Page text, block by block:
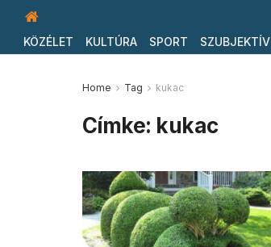
KÖZÉLET KULTÚRA SPORT SZUBJEKTÍV
Home Tag kukac
Címke: kukac